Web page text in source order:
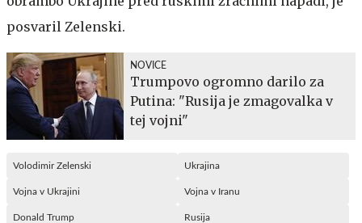
posvaril Zelenski.
NOVICE
Trumpovo ogromno darilo za
Putina: "Rusija je zmagovalka v
tej vojni"
Volodimir Zelenski Ukrajina
Vojna v Ukrajini Vojna v Iranu
Donald Trump Rusija